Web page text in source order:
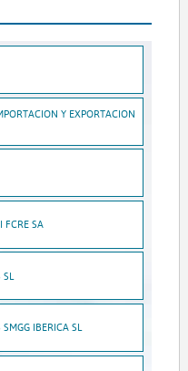
Y EXPORTACION
FCRE SA
IBERICA SL